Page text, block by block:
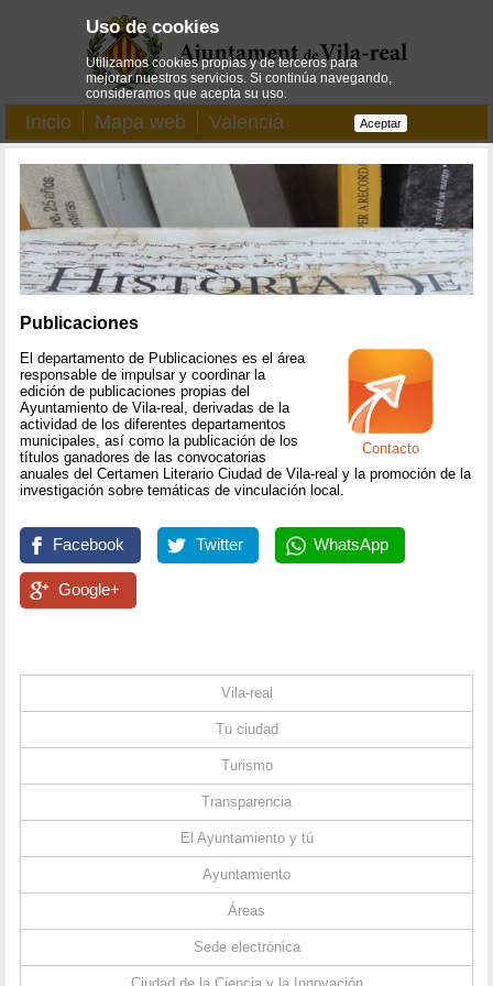
Inicio Mapa web Valencià
Contacto
Publicaciones
El departamento de Publicaciones es el área
responsable de impulsar y coordinar la
edición de publicaciones propias del
Ayuntamiento de Vila-real, derivadas de la
actividad de los diferentes departamentos
municipales, así como la publicación de los
títulos ganadores de las convocatorias
anuales del Certamen Literario Ciudad de Vila-real y la promoción de la
investigación sobre temáticas de vinculación local.
Facebook Twitter WhatsApp
Google+
Vila-real
Tu ciudad
Turismo
Transparencia
El Ayuntamiento y tú
Ayuntamiento
Áreas
Sede electrónica
Uso de cookies
Utilizamos cookies propias y de terceros para
mejorar nuestros servicios. Si continúa navegando,
consideramos que acepta su uso.
Aceptar